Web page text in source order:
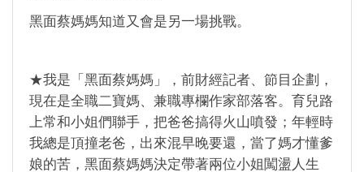
黑面蔡媽媽知道又會是另一場挑戰。
★我是「黑面蔡媽媽」，前財經記者、節目企劃，
現在是全職二寶媽、兼職專欄作家部落客。育兒路
上常和小姐們聯手，把爸爸搞得火山噴發；年輕時
我總是頂撞老爸，出來混早晚要還，當了媽才懂爹
娘的苦，黑面蔡媽媽決定帶著兩位小姐闖盪人生